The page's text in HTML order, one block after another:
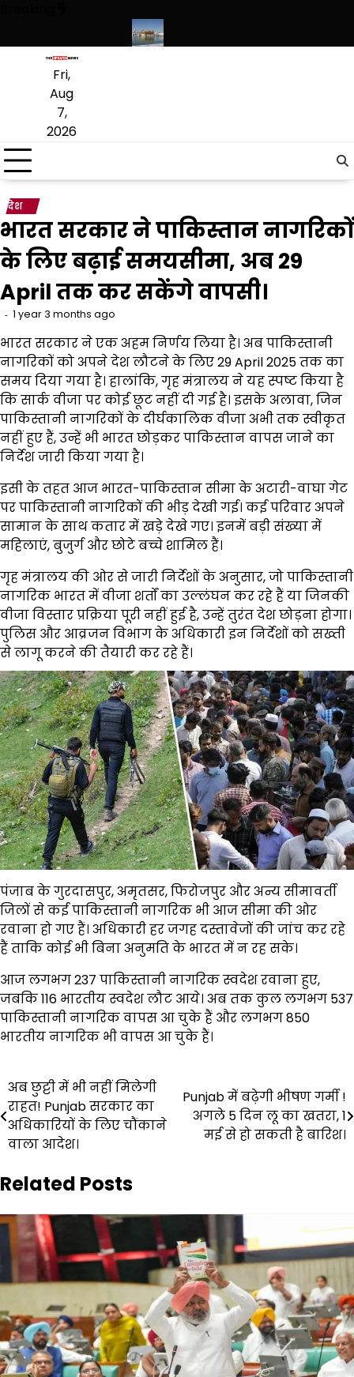
content
Fri,
Aug
7,
2026
देश
भारत सरकार ने पाकिस्तान नागरिकों
के लिए बढ़ाई समयसीमा, अब 29
April तक कर सकेंगे वापसी।
1 year 3 months ago
भारत सरकार ने एक अहम निर्णय लिया है। अब पाकिस्तानी
नागरिकों को अपने देश लौटने के लिए 29 April 2025 तक का
समय दिया गया है। हालांकि, गृह मंत्रालय ने यह स्पष्ट किया है
कि सार्क वीजा पर कोई छूट नहीं दी गई है। इसके अलावा, जिन
पाकिस्तानी नागरिकों के दीर्घकालिक वीजा अभी तक स्वीकृत
नहीं हुए हैं, उन्हें भी भारत छोड़कर पाकिस्तान वापस जाने का
निर्देश जारी किया गया है।
इसी के तहत आज भारत-पाकिस्तान सीमा के अटारी-वाघा गेट
पर पाकिस्तानी नागरिकों की भीड़ देखी गई। कई परिवार अपने
सामान के साथ कतार में खड़े देखे गए। इनमें बड़ी संख्या में
महिलाएं, बुजुर्ग और छोटे बच्चे शामिल हैं।
गृह मंत्रालय की ओर से जारी निर्देशों के अनुसार, जो पाकिस्तानी
नागरिक भारत में वीजा शर्तों का उल्लंघन कर रहे हैं या जिनकी
वीजा विस्तार प्रक्रिया पूरी नहीं हुई है, उन्हें तुरंत देश छोड़ना होगा।
पुलिस और आव्रजन विभाग के अधिकारी इन निर्देशों को सख्ती
से लागू करने की तैयारी कर रहे हैं।
पंजाब के गुरदासपुर, अमृतसर, फिरोजपुर और अन्य सीमावर्ती
जिलों से कई पाकिस्तानी नागरिक भी आज सीमा की ओर
रवाना हो गए हैं। अधिकारी हर जगह दस्तावेजों की जांच कर रहे
हैं ताकि कोई भी बिना अनुमति के भारत में न रह सके।
आज लगभग 237 पाकिस्तानी नागरिक स्वदेश रवाना हुए,
जबकि 116 भारतीय स्वदेश लौट आये। अब तक कुल लगभग 537
पाकिस्तानी नागरिक वापस आ चुके हैं और लगभग 850
भारतीय नागरिक भी वापस आ चुके हैं।
Post
navigation
अब छुट्टी में भी नहीं मिलेगी
राहत! Punjab सरकार का
अधिकारियों के लिए चौंकाने
वाला आदेश।
Punjab में बढ़ेगी भीषण गर्मी !
अगले 5 दिन लू का खतरा, 1
मई से हो सकती है बारिश।
Related Posts